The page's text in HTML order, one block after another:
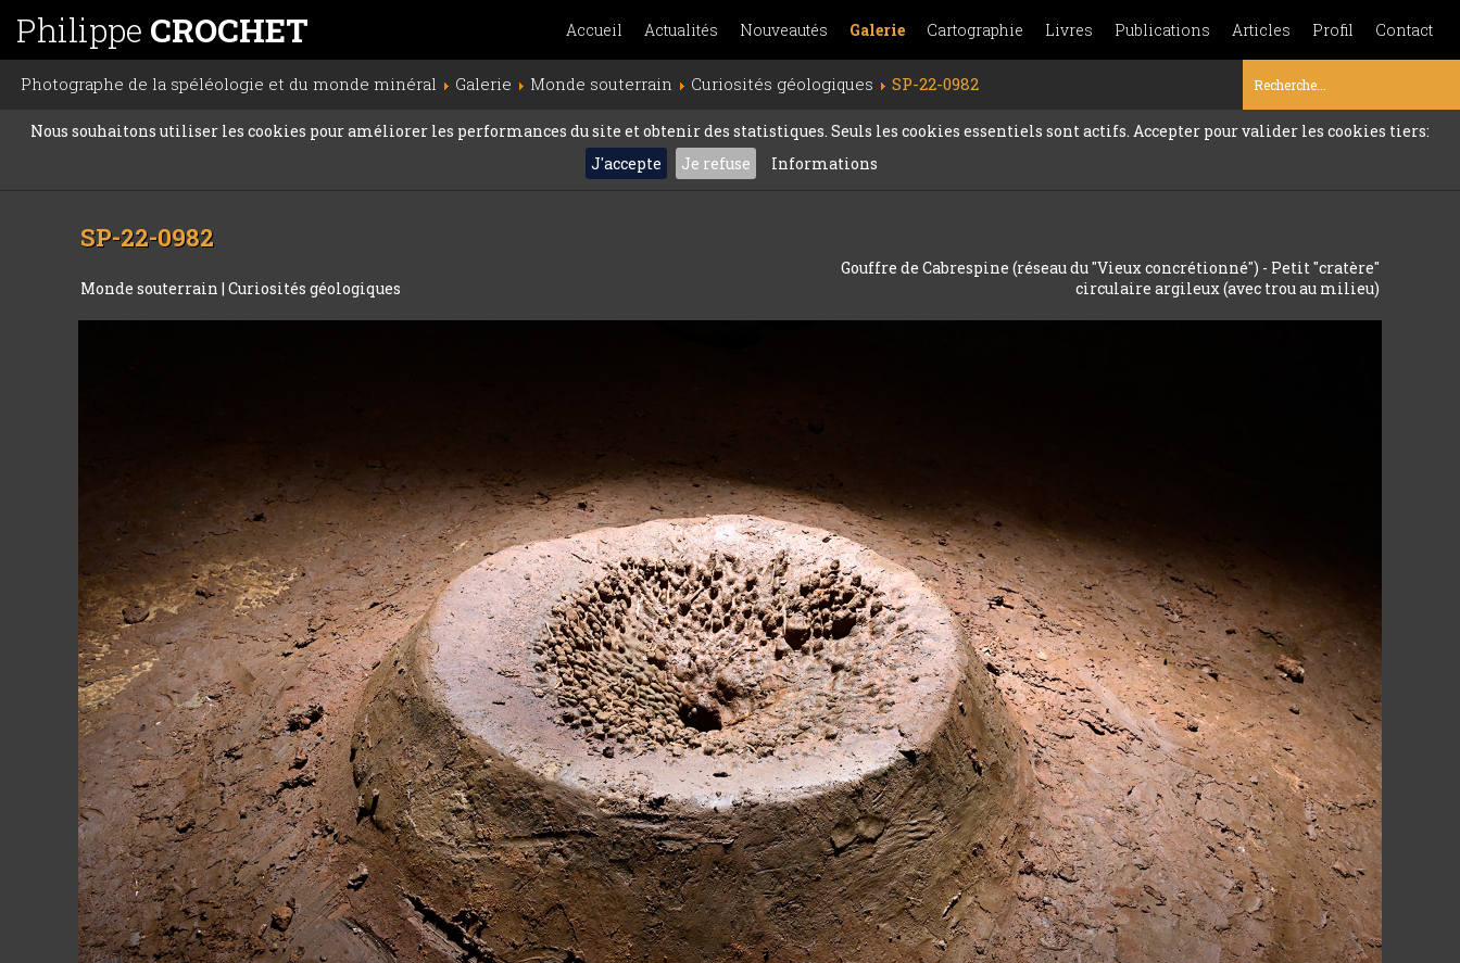
Philippe CROCHET Accueil Actualités Nouveautés Galerie Cartographie Livres Publications Articles Profil Contact
Photographe de la spéléologie et du monde minéral Galerie Monde souterrain Curiosités géologiques SP-22-0982
Nous souhaitons utiliser les cookies pour améliorer les performances du site et obtenir des statistiques. Seuls les cookies essentiels sont actifs. Accepter pour valider les cookies tiers:
J'accepte
Je refuse Informations
SP-22-0982
Monde souterrain|Curiosités géologiques
Gouffre de Cabrespine (réseau du "Vieux concrétionné") - Petit "cratère"
circulaire argileux (avec trou au milieu)